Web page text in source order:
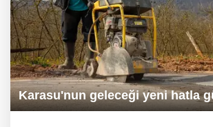
Karasu'nun geleceği yeni hatla